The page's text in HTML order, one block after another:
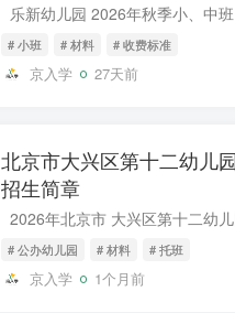
# 小班 # 材料 # 收费标准
京入学 27天前
北京市大兴区第十二幼儿
招生简章
# 公办幼儿园 # 材料 # 托班
京入学 1个月前